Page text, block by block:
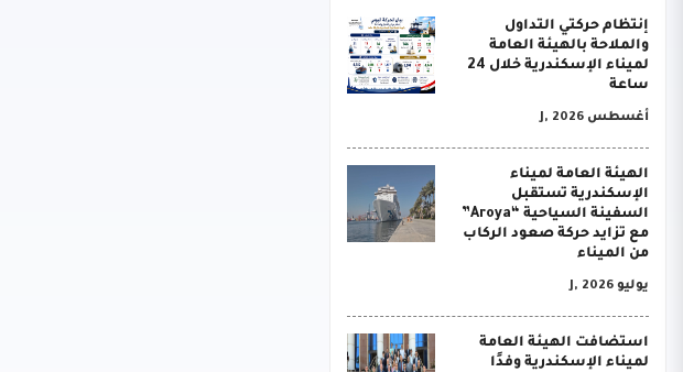
إنتظام حركتي التداول
والملاحة بالهيئة العامة
لميناء الإسكندرية خلال 24
ساعة
أغسطس J, 2026
الهيئة العامة لميناء
الإسكندرية تستقبل
السفينة السياحية “Aroya”
مع تزايد حركة صعود الركاب
من الميناء
يوليو J, 2026
استضافت الهيئة العامة
لميناء الإسكندرية وفدًا